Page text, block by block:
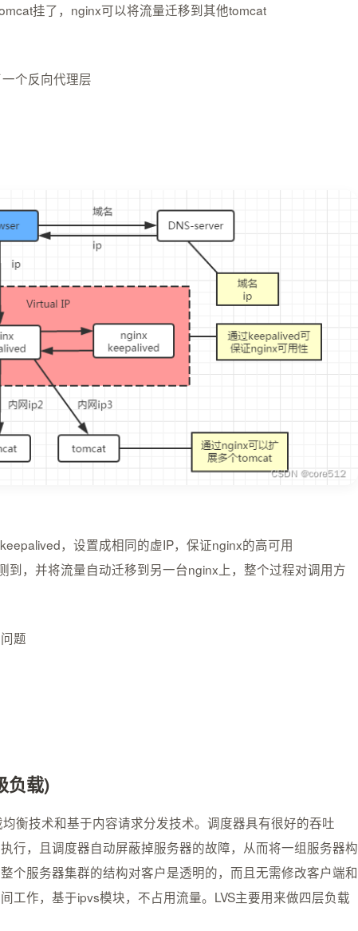
挂了，nginx可以将流量迁移到其他tomcat
个反向代理层
，设置成相同的虚IP，保证nginx的高可用
到，并将流量自动迁移到另一台nginx上，整个过程对调用方
题
负载)
衡技术和基于内容请求分发技术。调度器具有很好的吞吐
行，且调度器自动屏蔽掉服务器的故障，从而将一组服务器构
个服务器集群的结构对客户是透明的，而且无需修改客户端和
工作，基于ipvs模块，不占用流量。LVS主要用来做四层负载